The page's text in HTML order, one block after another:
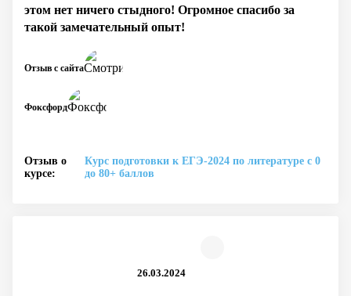
этом нет ничего стыдного! Огромное спасибо за
такой замечательный опыт!
Фоксфорд
Отзыв с сайта
Отзыв о
курсе:
Курс подготовки к ЕГЭ-2024 по литературе с 0
до 80+ баллов
26.03.2024